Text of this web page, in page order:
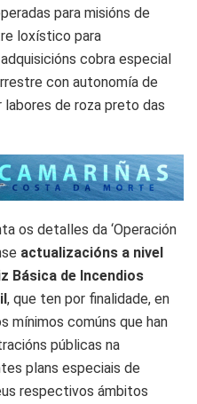
para misións de
loxístico para
cobra especial
con autonomía de
de roza preto das
os detalles da ‘Operación
actualizacións a nivel
Básica de Incendios
, que ten por finalidade, en
mínimos comúns que han
públicas na
plans especiais de
respectivos ámbitos